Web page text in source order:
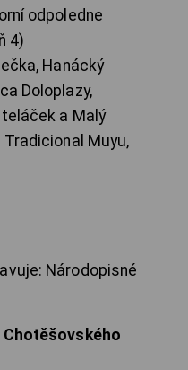
odpoledne
4)
Hanácký
Doloplazy,
a Malý
Muyu,
Národopisné